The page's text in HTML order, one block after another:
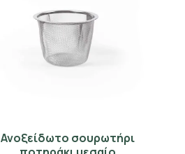
Ανοξείδωτο σουρωτήρι